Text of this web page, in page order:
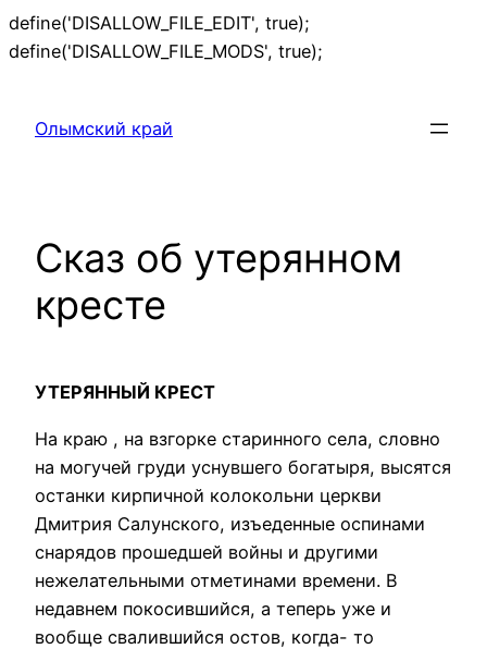
define('DISALLOW_FILE_EDIT', true);
define('DISALLOW_FILE_MODS', true);
Олымский край
Сказ об утерянном
кресте
УТЕРЯННЫЙ КРЕСТ
На краю , на взгорке старинного села, словно
на могучей груди уснувшего богатыря, высятся
останки кирпичной колокольни церкви
Дмитрия Салунского, изъеденные оспинами
снарядов прошедшей войны и другими
нежелательными отметинами времени. В
недавнем покосившийся, а теперь уже и
вообще свалившийся остов, когда- то